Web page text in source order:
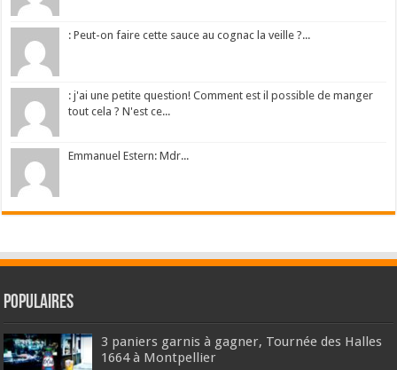
: Peut-on faire cette sauce au cognac la veille ?...
: j'ai une petite question! Comment est il possible de manger
tout cela ? N'est ce...
Emmanuel Estern: Mdr...
Populaires
3 paniers garnis à gagner, Tournée des Halles
1664 à Montpellier